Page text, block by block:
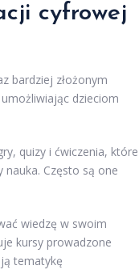
cyfrowej
bardziej złożonym
dzieciom
quizy i ćwiczenia, które
nauka. Często są one
wiedzę w swoim
kursy prowadzone
tematykę